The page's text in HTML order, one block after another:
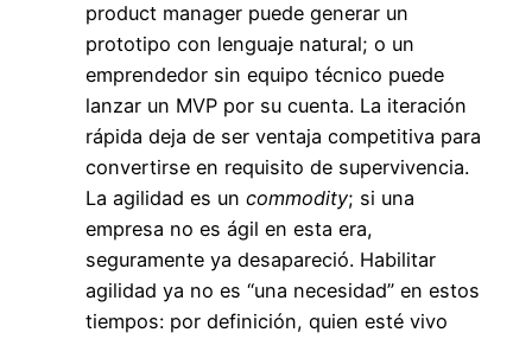
product manager puede generar un
prototipo con lenguaje natural; o un
emprendedor sin equipo técnico puede
lanzar un MVP por su cuenta. La iteración
rápida deja de ser ventaja competitiva para
convertirse en requisito de supervivencia.
La agilidad es un commodity; si una
empresa no es ágil en esta era,
seguramente ya desapareció. Habilitar
agilidad ya no es “una necesidad” en estos
tiempos: por definición, quien esté vivo